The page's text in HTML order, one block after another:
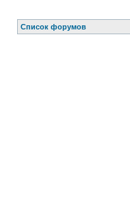
Список форумов